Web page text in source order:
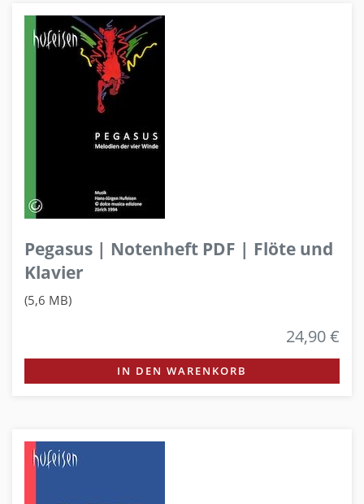
Pegasus | Notenheft PDF | Flöte und
Klavier
(5,6 MB)
24,90 €
IN DEN WARENKORB